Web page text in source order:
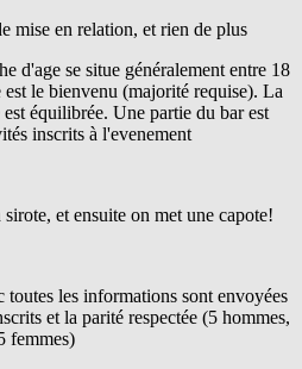
mise en relation, et rien de plus
d'age se situe généralement entre 18
le bienvenu (majorité requise). La
équilibrée. Une partie du bar est
inscrits à l'evenement
et ensuite on met une capote!
toutes les informations sont envoyées
et la parité respectée (5 hommes,
femmes)